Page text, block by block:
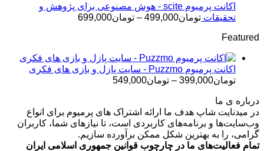
تا
تومان499,000
اکانت پرمیوم scite - هوش مصنوعی برای پژوهش و
تحقیقات تومان499,000
– تومان699,000محدوده
تومان699,000
Featured
اکانت پرمیوم Puzzmo - سایت پازل و بازی های فکری
تومان399,000
– تومان549,000
تا
تومان549,000
درباره ی ما
در میدنایت شاپ هدف ما ارائه اشتراک های پرمیوم برای انواع
وب‌سایت‌ها و برنامه‌های کاربردی است، تا نیازهای شما، کاربران
گرامی، را به بهترین شکل ممکن برآورده سازیم.
تمام فعالیت‌های ما در چارچوب قوانین جمهوری اسلامی ایران